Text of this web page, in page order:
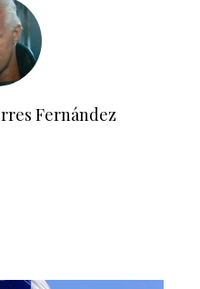
Fernández